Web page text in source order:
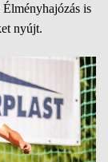
is
nyújt.